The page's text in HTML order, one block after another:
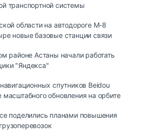
транспортной системы
области на автодороге М-8
новые базовые станции связи
районе Астаны начали работать
"Яндекса"
спутников Beidou
обновления на орбите
поделились планами повышения